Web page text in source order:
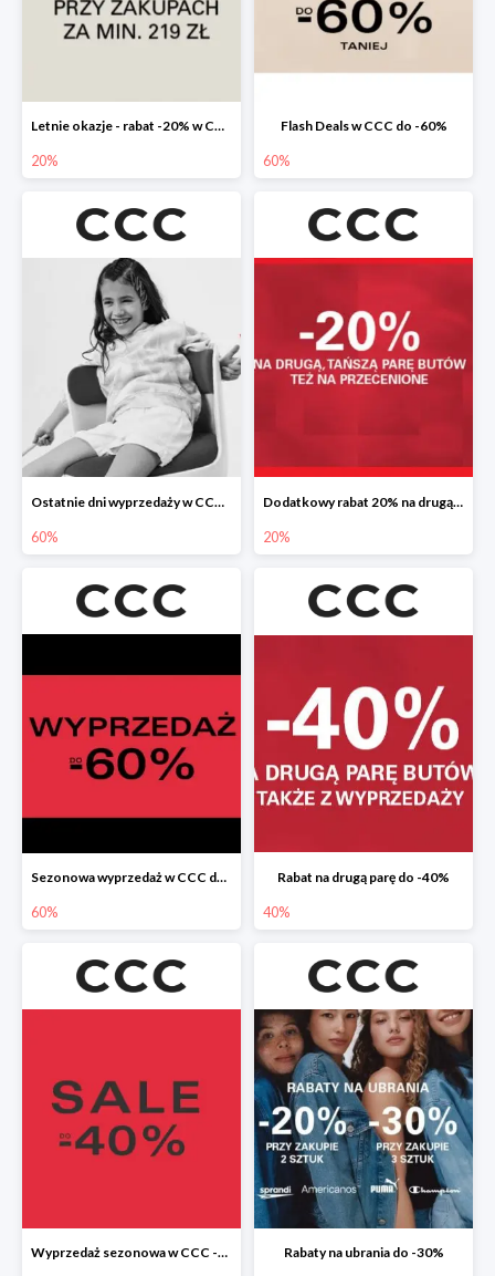
Letnie okazje - rabat -20% w CCC
20%
Flash Deals w CCC do -60%
60%
Ostatnie dni wyprzedaży w CCC do -60%
60%
Dodatkowy rabat 20% na drugą, tańszą parę butów
20%
Sezonowa wyprzedaż w CCC do -60%
60%
Rabat na drugą parę do -40%
40%
Wyprzedaż sezonowa w CCC -40% Rabaty na ubrania do -30%